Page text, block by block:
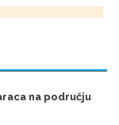
na području